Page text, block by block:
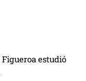
estudió